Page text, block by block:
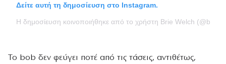
Δείτε αυτή τη δημοσίευση στο Instagram.
Η δημοσίευση κοινοποιήθηκε από το χρήστη Brie Welch
Το bob δεν φεύγει ποτέ από τις τάσεις, αντιθέτως,